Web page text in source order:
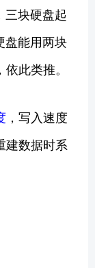
三块硬盘起
盘能用两块
此类推。
，写入速度
建数据时系